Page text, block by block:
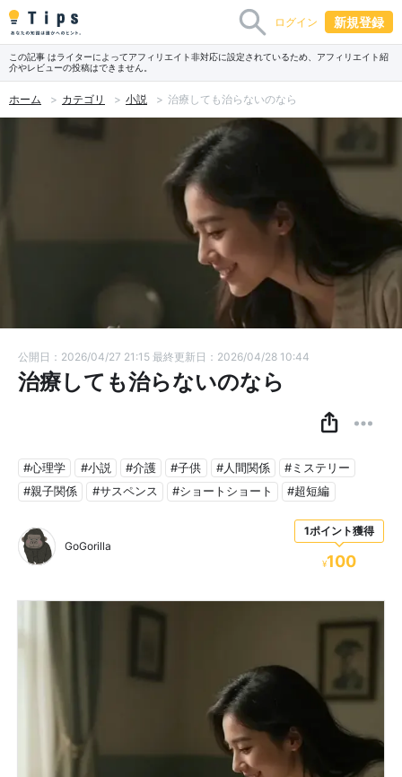
ログイン 新規登録
この記事 はライターによってアフィリエイト非対応に設定されているため、アフィリエイト紹
介やレビューの投稿はできません。
ホーム カテゴリ 小説 治療しても治らないのなら
公開日：2026/04/27 21:15 最終更新日：2026/04/28 10:44
治療しても治らないのなら
#心理学 #小説 #介護 #子供 #人間関係
#ミステリー
#親子関係
#サスペンス #ショートショート #超短編
1ポイント獲得
¥100
GoGorilla